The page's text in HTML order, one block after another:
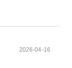
2026-04-16